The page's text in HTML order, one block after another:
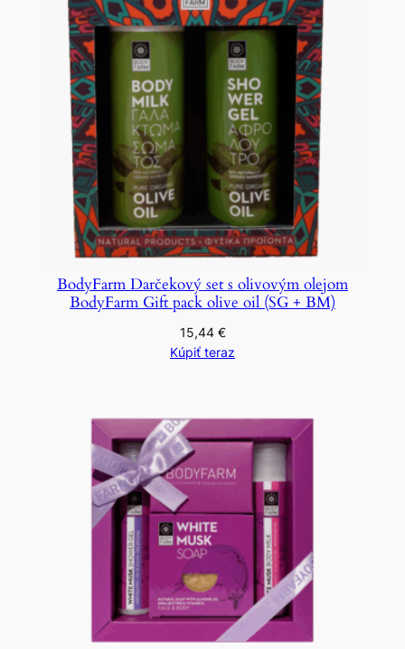
BodyFarm Darčekový set s olivovým olejom
BodyFarm Gift pack olive oil (SG + BM)
15,44 €
Kúpiť teraz